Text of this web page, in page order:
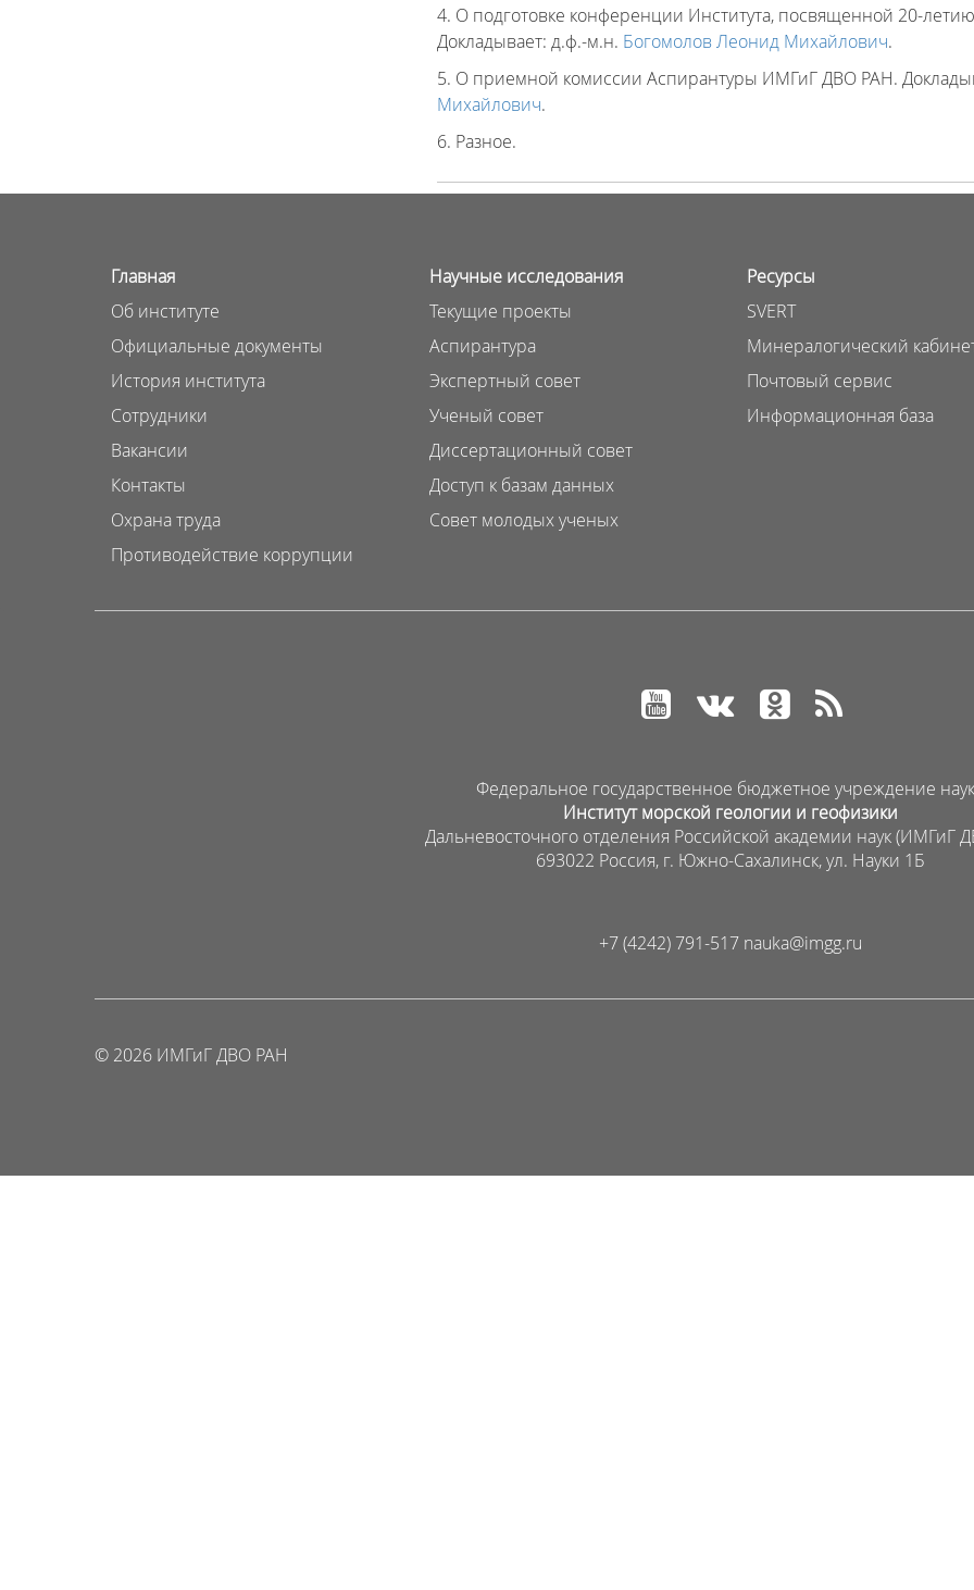
4. О подготовке конференции Института, посвященной 20-
Докладывает: д.ф.-м.н. Богомолов Леонид Михайлович.
5. О приемной комиссии Аспирантуры ИМГиГ ДВО РАН.
Михайлович.
6. Разное.
Главная
Об институте
Официальные документы
История института
Сотрудники
Вакансии
Контакты
Охрана труда
Противодействие коррупции
Научные исследования
Текущие проекты
Аспирантура
Экспертный совет
Ученый совет
Диссертационный совет
Доступ к базам данных
Совет молодых ученых
Ресурсы
SVERT
Минералогический
Почтовый сервис
Информационная база
Федеральное государственное бюджетное учреждение
Институт морской геологии и геофизики
Дальневосточного отделения Российской академии наук (ИМГиГ
693022 Россия, г. Южно-Сахалинск, ул. Науки 1Б
+7 (4242) 791-517
© 2026 ИМГиГ ДВО РАН